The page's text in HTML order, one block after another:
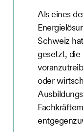
Als eines
Schweiz
gesetzt,
oder